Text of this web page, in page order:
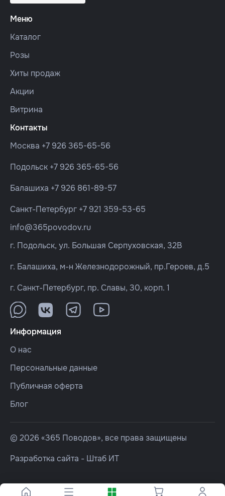
Меню
Каталог
Розы
Хиты продаж
Акции
Витрина
Контакты
Москва +7 926 365-65-56
Подольск +7 926 365-65-56
Балашиха +7 926 861-89-57
Санкт-Петербург +7 921 359-53-65
info@365povodov.ru
г. Подольск, ул. Большая Серпуховская, 32В
г. Балашиха, м-н Железнодорожный, пр.Героев, д.5
г. Санкт-Петербург, пр. Славы, 30, корп. 1
Информация
О нас
Персональные данные
Публичная оферта
Блог
© 2026 «365 Поводов», все права защищены
Разработка сайта - Штаб ИТ